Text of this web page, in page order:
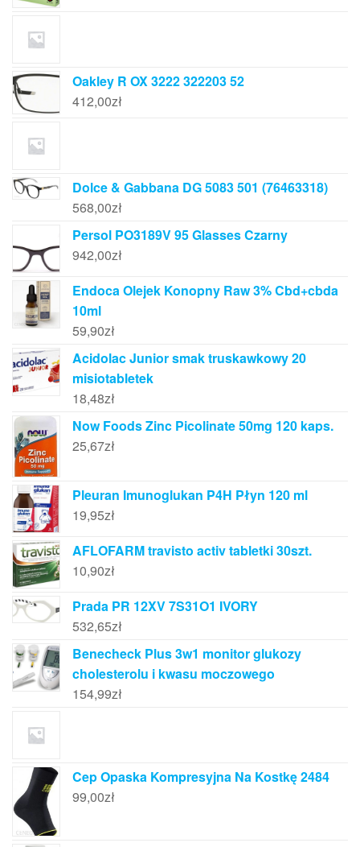
Oakley R OX 3222 322203 52
412,00zł
Dolce & Gabbana DG 5083 501 (76463318)
568,00zł
Persol PO3189V 95 Glasses Czarny
942,00zł
Endoca Olejek Konopny Raw 3% Cbd+cbda
10ml
59,90zł
Acidolac Junior smak truskawkowy 20
misiotabletek
18,48zł
Now Foods Zinc Picolinate 50mg 120 kaps.
25,67zł
Pleuran Imunoglukan P4H Płyn 120 ml
19,95zł
AFLOFARM travisto activ tabletki 30szt.
10,90zł
Prada PR 12XV 7S31O1 IVORY
532,65zł
Benecheck Plus 3w1 monitor glukozy
cholesterolu i kwasu moczowego
154,99zł
Cep Opaska Kompresyjna Na Kostkę 2484
99,00zł